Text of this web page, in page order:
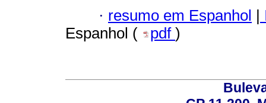
· resumo em Espanhol
Espanhol (
pdf )